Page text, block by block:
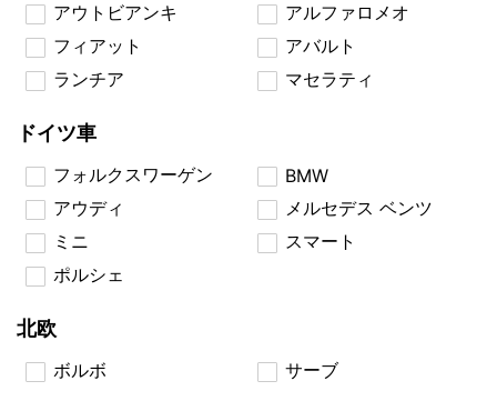
アウトビアンキ
アルファロメオ
フィアット
アバルト
ランチア
マセラティ
ドイツ車
フォルクスワーゲン
BMW
アウディ
メルセデス ベンツ
ミニ
スマート
ポルシェ
北欧
ボルボ サーブ